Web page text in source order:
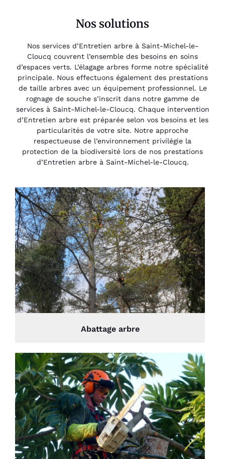
Nos solutions
Nos services d’Entretien arbre à Saint-Michel-le-
Cloucq couvrent l’ensemble des besoins en soins
d’espaces verts. L’élagage arbres forme notre spécialité
principale. Nous effectuons également des prestations
de taille arbres avec un équipement professionnel. Le
rognage de souche s’inscrit dans notre gamme de
services à Saint-Michel-le-Cloucq. Chaque intervention
d’Entretien arbre est préparée selon vos besoins et les
particularités de votre site. Notre approche
respectueuse de l’environnement privilégie la
protection de la biodiversité lors de nos prestations
d’Entretien arbre à Saint-Michel-le-Cloucq.
Abattage arbre